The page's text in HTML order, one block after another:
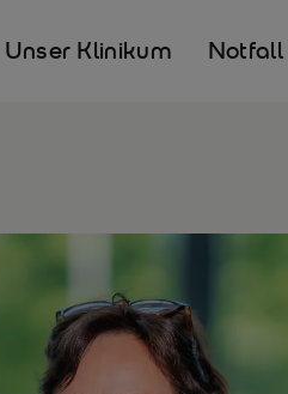
Unser Klinikum Notfall